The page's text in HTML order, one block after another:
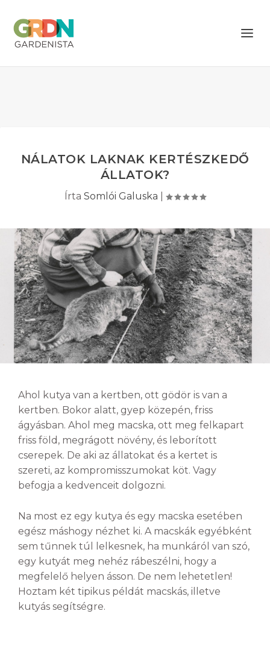
NÁLATOK LAKNAK KERTÉSZKEDŐ
ÁLLATOK?
Írta Somlói Galuska
Ahol kutya van a kertben, ott gödör is van a
kertben. Bokor alatt, gyep közepén, friss
ágyásban. Ahol meg macska, ott meg felkapart
friss föld, megrágott növény, és leborított
cserepek. De aki az állatokat és a kertet is
szereti, az kompromisszumokat köt. Vagy
befogja a kedvenceit dolgozni.
Na most ez egy kutya és egy macska esetében
egész máshogy nézhet ki. A macskák egyébként
sem tűnnek túl lelkesnek, ha munkáról van szó,
egy kutyát meg nehéz rábeszélni, hogy a
megfelelő helyen ásson. De nem lehetetlen!
Hoztam két tipikus példát macskás, illetve
kutyás segítségre.